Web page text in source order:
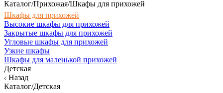
Каталог/Прихожая/Шкафы для прихожей
Шкафы для прихожей
Высокие шкафы для прихожей
Закрытые шкафы для прихожей
Угловые шкафы для прихожей
Узкие шкафы
Шкафы для маленькой прихожей
Детская
Назад
Каталог/Детская